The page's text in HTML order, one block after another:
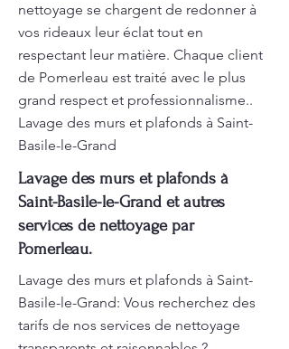
nettoyage se chargent de redonner à
vos rideaux leur éclat tout en
respectant leur matière. Chaque client
de Pomerleau est traité avec le plus
grand respect et professionnalisme..
Lavage des murs et plafonds à Saint-
Basile-le-Grand
Lavage des murs et plafonds à
Saint-Basile-le-Grand et autres
services de nettoyage par
Pomerleau.
Lavage des murs et plafonds à Saint-
Basile-le-Grand: Vous recherchez des
tarifs de nos services de nettoyage